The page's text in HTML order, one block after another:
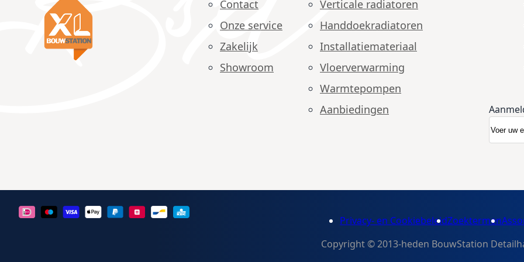
Contact
Onze service
Zakelijk
Showroom
Verticale radiatoren
Handdoekradiatoren
Installatiemateriaal
Vloerverwarming
Warmtepompen
Aanbiedingen
Privacy- en CookiebeleidZoektermen
Copyright © 2013-heden BouwStation